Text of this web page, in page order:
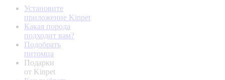
Установите
приложение Kinpet
Какая порода
подходит вам?
Подобрать
питомца
Подарки
от Kinpet